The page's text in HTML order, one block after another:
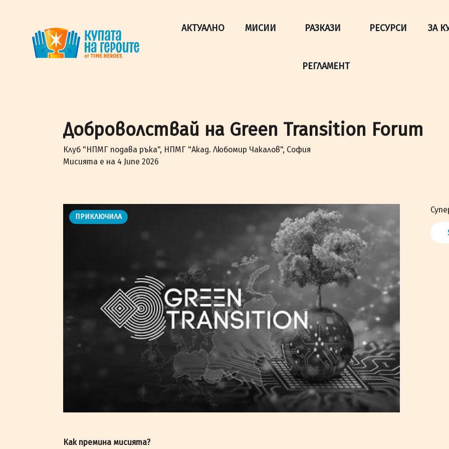
АКТУАЛНО МИСИИ РАЗКАЗИ РЕСУРСИ ЗА
РЕГЛАМЕНТ
Доброволствай на Green Transition Forum
Клуб "НПМГ подава ръка", НПМГ "Акад. Любомир Чакалов", София
Мисията е на 4 June 2026
ПРИКЛЮЧИЛА
Как премина мисията?